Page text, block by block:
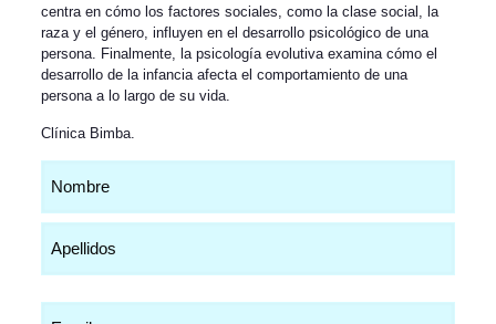
centra en cómo los factores sociales, como la clase social, la
raza y el género, influyen en el desarrollo psicológico de una
persona. Finalmente, la psicología evolutiva examina cómo el
desarrollo de la infancia afecta el comportamiento de una
persona a lo largo de su vida.
Clínica Bimba.
(Obligatorio)